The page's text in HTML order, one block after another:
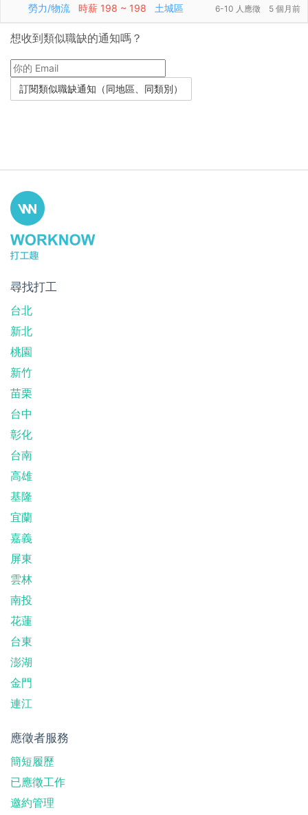
勞力/物流
時薪 198 ~ 198 土城區 6-10 人應徵 5 個月前
想收到類似職缺的通知嗎？
尋找打工
台北
新北
桃園
新竹
苗栗
台中
彰化
台南
高雄
基隆
宜蘭
嘉義
屏東
雲林
南投
花蓮
台東
澎湖
金門
連江
應徵者服務
簡短履歷
已應徵工作
邀約管理